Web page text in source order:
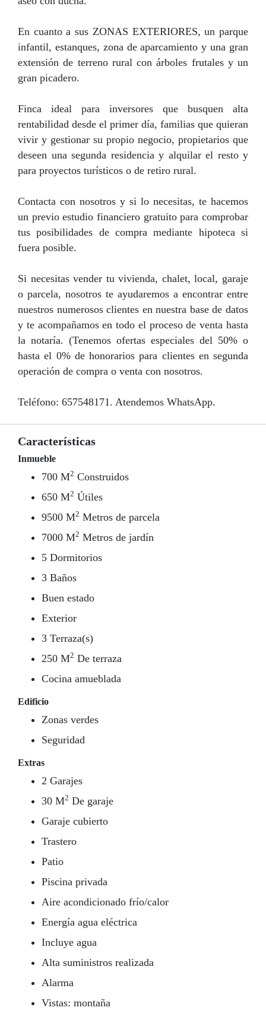
En cuanto a sus ZONAS EXTERIORES, un parque
infantil, estanques, zona de aparcamiento y una gran
extensión de terreno rural con árboles frutales y un
gran picadero.
Finca ideal para inversores que busquen alta
rentabilidad desde el primer día, familias que quieran
vivir y gestionar su propio negocio, propietarios que
deseen una segunda residencia y alquilar el resto y
para proyectos turísticos o de retiro rural.
Contacta con nosotros y si lo necesitas, te hacemos
un previo estudio financiero gratuito para comprobar
tus posibilidades de compra mediante hipoteca si
fuera posible.
Si necesitas vender tu vivienda, chalet, local, garaje
o parcela, nosotros te ayudaremos a encontrar entre
nuestros numerosos clientes en nuestra base de datos
y te acompañamos en todo el proceso de venta hasta
la notaría. (Tenemos ofertas especiales del 50% o
hasta el 0% de honorarios para clientes en segunda
operación de compra o venta con nosotros.
Teléfono: 657548171. Atendemos WhatsApp.
Características
Inmueble
700 M2 Construidos
650 M2 Útiles
9500 M2 Metros de parcela
7000 M2 Metros de jardín
5 Dormitorios
3 Baños
Buen estado
Exterior
3 Terraza(s)
250 M2 De terraza
Cocina amueblada
Edificio
Zonas verdes
Seguridad
Extras
2 Garajes
30 M2 De garaje
Garaje cubierto
Trastero
Patio
Piscina privada
Aire acondicionado frío/calor
Energía agua eléctrica
Incluye agua
Alta suministros realizada
Alarma
Vistas: montaña